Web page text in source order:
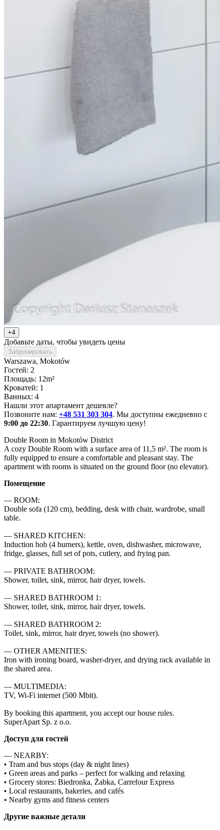
+4
Добавьте даты, чтобы увидеть цены
Забронировать
Warszawa, Mokotów
Гостей: 2
Площадь: 12m²
Кроватей: 1
Ванных: 4
Нашли этот апартамент дешевле?
Позвоните нам: +48 531 303 304. Мы доступны ежедневно с
9:00 до 22:30. Гарантируем лучшую цену!
Double Room in Mokotów District
A cozy Double Room with a surface area of 11,5 m². The room is
fully equipped to ensure a comfortable and pleasant stay. The
apartment with rooms is situated on the ground floor (no elevator).
Помещение
— ROOM:
Double sofa (120 cm), bedding, desk with chair, wardrobe, small
table.
— SHARED KITCHEN:
Induction hob (4 burners), kettle, oven, dishwasher, microwave,
fridge, glasses, full set of pots, cutlery, and frying pan.
— PRIVATE BATHROOM:
Shower, toilet, sink, mirror, hair dryer, towels.
— SHARED BATHROOM 1:
Shower, toilet, sink, mirror, hair dryer, towels.
— SHARED BATHROOM 2:
Toilet, sink, mirror, hair dryer, towels (no shower).
— OTHER AMENITIES:
Iron with ironing board, washer-dryer, and drying rack available in
the shared area.
— MULTIMEDIA:
TV, Wi-Fi internet (500 Mbit).
By booking this apartment, you accept our house rules.
SuperApart Sp. z o.o.
Доступ для гостей
— NEARBY:
• Tram and bus stops (day & night lines)
• Green areas and parks – perfect for walking and relaxing
• Grocery stores: Biedronka, Żabka, Carrefour Express
• Local restaurants, bakeries, and cafés
• Nearby gyms and fitness centers
Другие важные детали